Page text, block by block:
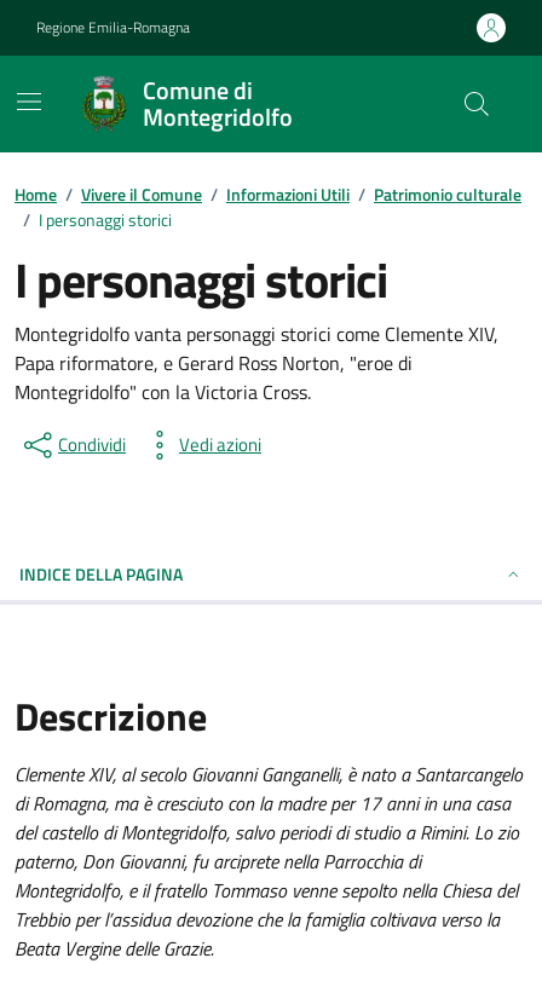
Regione Emilia-Romagna
Comune di
Montegridolfo
Contenuti in evidenza
Home / Vivere il Comune / Informazioni Utili / Patrimonio culturale
/ I personaggi storici
I personaggi storici
Montegridolfo vanta personaggi storici come Clemente XIV,
Papa riformatore, e Gerard Ross Norton, "eroe di
Montegridolfo" con la Victoria Cross.
Condividi Vedi azioni
INDICE DELLA PAGINA
Descrizione
Clemente XIV, al secolo Giovanni Ganganelli, è nato a Santarcangelo
di Romagna, ma è cresciuto con la madre per 17 anni in una casa
del castello di Montegridolfo, salvo periodi di studio a Rimini. Lo zio
paterno, Don Giovanni, fu arciprete nella Parrocchia di
Montegridolfo, e il fratello Tommaso venne sepolto nella Chiesa del
Trebbio per l’assidua devozione che la famiglia coltivava verso la
Beata Vergine delle Grazie.